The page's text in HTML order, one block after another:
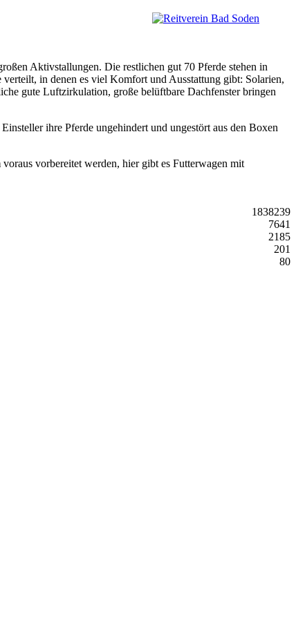
Aktivstallungen. Die restlichen gut 70 Pferde stehen in
in denen es viel Komfort und Ausstattung gibt: Solarien,
gute Luftzirkulation, große belüftbare Dachfenster bringen
ihre Pferde ungehindert und ungestört aus den Boxen
vorbereitet werden, hier gibt es Futterwagen mit
1838239
7641
2185
201
80